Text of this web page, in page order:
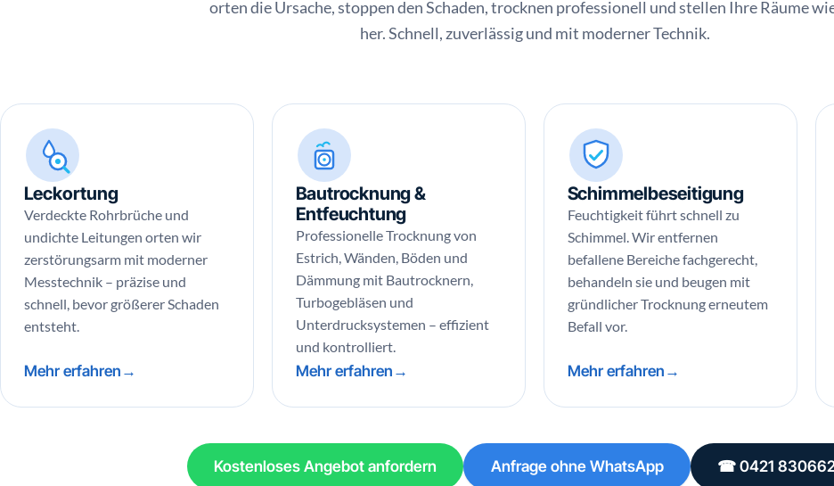
orten die Ursache, stoppen den Schaden, trocknen professionell und stellen Ihre Räume
her. Schnell, zuverlässig und mit moderner Technik.
Leckortung
Verdeckte Rohrbrüche und
undichte Leitungen orten wir
zerstörungsarm mit moderner
Messtechnik – präzise und
schnell, bevor größerer Schaden
entsteht.
Mehr erfahren
Bautrocknung &
Entfeuchtung
Professionelle Trocknung von
Estrich, Wänden, Böden und
Dämmung mit Bautrocknern,
Turbogebläsen und
Unterdrucksystemen – effizient
und kontrolliert.
Mehr erfahren
Schimmelbeseitigung
Feuchtigkeit führt schnell zu
Schimmel. Wir entfernen
befallene Bereiche fachgerecht,
behandeln sie und beugen mit
gründlicher Trocknung erneutem
Befall vor.
Mehr erfahren
Kostenloses Angebot anfordern Anfrage ohne WhatsApp
☎ 0421